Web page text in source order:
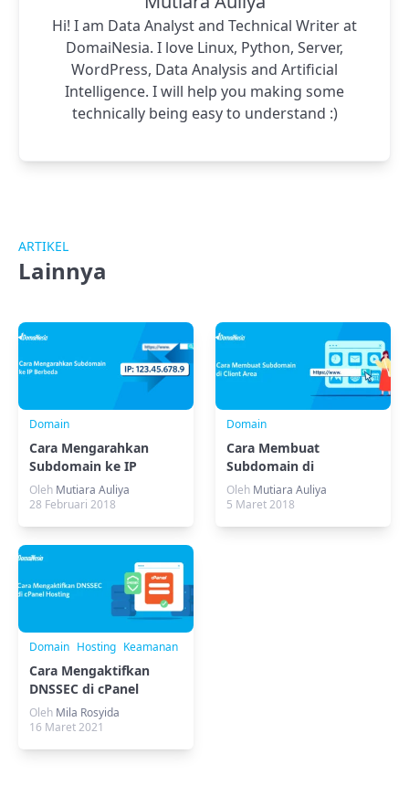
Hi! I am Data Analyst and Technical Writer at
DomaiNesia. I love Linux, Python, Server,
WordPress, Data Analysis and Artificial
Intelligence. I will help you making some
technically being easy to understand :)
ARTIKEL
Lainnya
Domain
Cara Mengarahkan
Subdomain ke IP
Berbeda
Oleh Mutiara Auliya
28 Februari 2018
Domain
Cara Membuat
Subdomain di
MyDomaiNesia
Oleh Mutiara Auliya
5 Maret 2018
Domain Hosting Keamanan
Cara Mengaktifkan
DNSSEC di cPanel
Hosting
Oleh Mila Rosyida
16 Maret 2021